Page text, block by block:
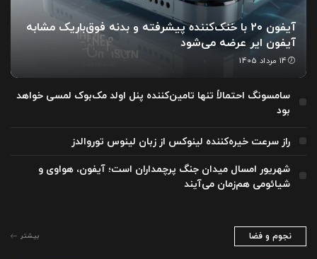
آیفون ۲۰ با خنک‌کننده پیشرفته و بدنه فوق‌باریک مشابه
آیفون ایر عرضه می‌شود
14 مرداد 1405
سامسونگ احتمالاً تنها تامین‌کننده پنل اولد مک‌بوک لمسی خواهد
بود
راز سرعت خیره‌کننده لینوکس از زبان لینوس توروالدز
شهریور امسال میدان جنگ پرچمداران است؛ آیفون، هواوی و
شیائومی هم‌زمان می‌آیند
نجوم و فضا بیشتر